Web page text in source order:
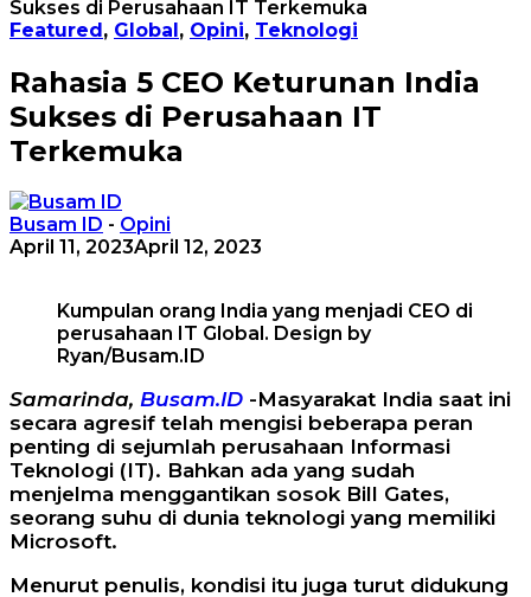
Sukses di Perusahaan IT Terkemuka
Featured, Global, Opini, Teknologi
Rahasia 5 CEO Keturunan India
Sukses di Perusahaan IT
Terkemuka
Busam ID - Opini
April 11, 2023April 12, 2023
Kumpulan orang India yang menjadi CEO di
perusahaan IT Global. Design by
Ryan/Busam.ID
Samarinda, Busam.ID -Masyarakat India saat ini
secara agresif telah mengisi beberapa peran
penting di sejumlah perusahaan Informasi
Teknologi (IT). Bahkan ada yang sudah
menjelma menggantikan sosok Bill Gates,
seorang suhu di dunia teknologi yang memiliki
Microsoft.
Menurut penulis, kondisi itu juga turut didukung